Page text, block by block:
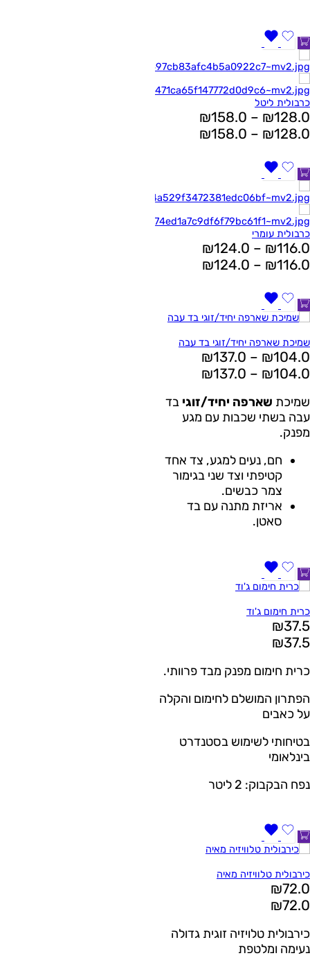
כרבולית ליטל
₪128.0
–
₪158.0
₪128.0
–
₪158.0
כרבולית עומרי
₪116.0
–
₪124.0
₪116.0
–
₪124.0
שמיכת שארפה יחיד/זוגי בד עבה
₪104.0
–
₪137.0
₪104.0
–
₪137.0
שמיכת שארפה יחיד/זוגי בד
עבה בשתי שכבות עם מגע
מפנק.
חם, נעים למגע, צד אחד
קטיפתי וצד שני בגימור
צמר כבשים.
אריזת מתנה עם בד
סאטן.
כרית חימום ג'וד
₪37.5
₪37.5
כרית חימום מפנק מבד פרוותי.
הפתרון המושלם לחימום והקלה
על כאבים
בטיחותי לשימוש בסטנדרט
בינלאומי
נפח הבקבוק: 2 ליטר
כירבולית טלוויזיה מאיה
₪72.0
₪72.0
כירבולית טלויזיה זוגית גדולה
נעימה ומלטפת